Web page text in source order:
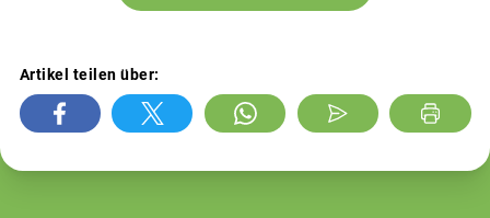
Artikel teilen über: